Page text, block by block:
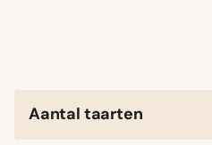
Aantal taarten